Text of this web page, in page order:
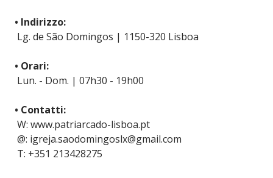
• Indirizzo:
Lg. de São Domingos | 1150-320 Lisboa
• Orari:
Lun. - Dom. | 07h30 - 19h00
• Contatti:
W: www.patriarcado-lisboa.pt
@: igreja.saodomingoslx@gmail.com
T: +351 213428275